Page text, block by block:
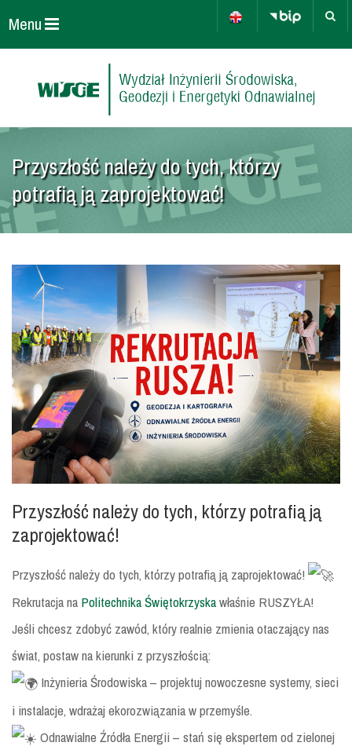
Menu
Przyszłość należy do tych, którzy
potrafią ją zaprojektować!
Przyszłość należy do tych, którzy potrafią ją
zaprojektować!
Przyszłość należy do tych, którzy potrafią ją zaprojektować!
Rekrutacja na Politechnika Świętokrzyskawłaśnie RUSZYŁA!
Jeśli chcesz zdobyć zawód, który realnie zmienia otaczający nas
świat, postaw na kierunki z przyszłością:
Inżynieria Środowiska – projektuj nowoczesne systemy, sieci
i instalacje, wdrażaj ekorozwiązania w przemyśle.
Odnawialne Źródła Energii – stań się ekspertem od zielonej